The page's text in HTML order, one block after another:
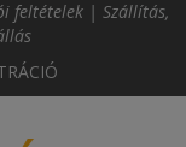
feltételek | Szállítás,